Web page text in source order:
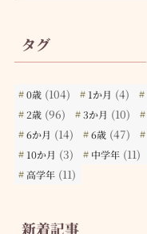
タグ
0歳 (104) 1か月 (4)
2歳 (96) 3か月 (10)
6か月 (14) 6歳 (47)
10か月 (3) 中学年 (11)
高学年 (11)
新着記事